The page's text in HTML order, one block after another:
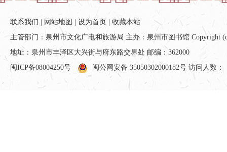
联系我们 网站地图 设为首页
收藏本站
主管部门：泉州市文化广电和旅游局 主办：泉州市图书馆 Copyright
地址：泉州市丰泽区大兴街与府东路交界处 邮编：362000
闽ICP备08004250号
闽公网安备 35050302000182号 访问人数：